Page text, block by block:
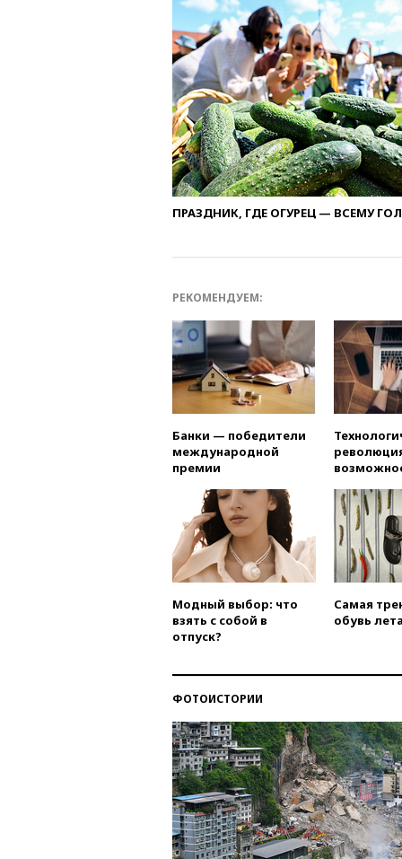
ПРАЗДНИК, ГДЕ ОГУРЕЦ — ВСЕМУ
РЕКОМЕНДУЕМ:
Банки — победители
международной
премии
Модный выбор: что
взять с собой в
отпуск?
Самая
обувь
ФОТОИСТОРИИ